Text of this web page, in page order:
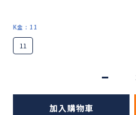
K金 : 11
11
加入購物車